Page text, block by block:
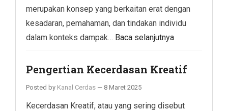
merupakan konsep yang berkaitan erat dengan
kesadaran, pemahaman, dan tindakan individu
dalam konteks dampak… Baca selanjutnya
Pengertian Kecerdasan Kreatif
Posted by Kanal Cerdas — 8 Maret 2025
Kecerdasan Kreatif, atau yang sering disebut